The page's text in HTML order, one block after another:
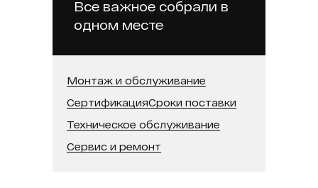
Класс защиты:
Размер модуля,мм: 640х480
Тип применения:
Шаг пикселя:
Все важное собрали в
одном месте
Монтаж и обслуживание
СертификацияСроки поставки
Техническое обслуживание
Сервис и ремонт